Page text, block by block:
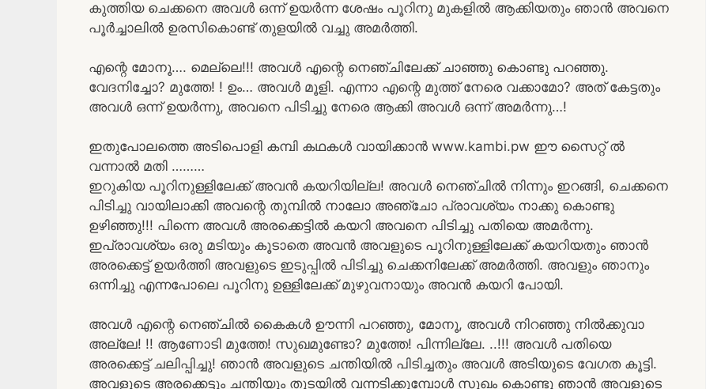
കുത്തിയ ചെക്കനെ അവൾ ഒന്ന് ഉയർന്ന ശേഷം പൂറിനു മുകളിൽ ആക്കിയതും ഞാൻ അവനെ
പൂർച്ചാലിൽ ഉരസികൊണ്ട് തുളയിൽ വച്ചു അമർത്തി.
എന്റെ മോനൂ…. മെല്ലെ!!! അവൾ എന്റെ നെഞ്ചിലേക്ക് ചാഞ്ഞു കൊണ്ടു പറഞ്ഞു.
വേദനിച്ചോ? മുത്തേ! ! ഉം… അവൾ മൂളി. എന്നാ എന്റെ മുത്ത്‌ നേരെ വക്കാമോ? അത് കേട്ടതും
അവൾ ഒന്ന് ഉയർന്നു, അവനെ പിടിച്ചു നേരെ ആക്കി അവൾ ഒന്ന് അമർന്നു…!
ഇതുപോലത്തെ അടിപൊളി കമ്പി കഥകൾ വായിക്കാൻ www.kambi.pw ഈ സൈറ്റ് ൽ
വന്നാൽ മതി ………
ഇറുകിയ പൂറിനുള്ളിലേക്ക് അവൻ കയറിയില്ല! അവൾ നെഞ്ചിൽ നിന്നും ഇറങ്ങി, ചെക്കനെ
പിടിച്ചു വായിലാക്കി അവന്റെ തുമ്പിൽ നാലോ അഞ്ചോ പ്രാവശ്യം നാക്കു കൊണ്ടു
ഉഴിഞ്ഞു!!! പിന്നെ അവൾ അരക്കെട്ടിൽ കയറി അവനെ പിടിച്ചു പതിയെ അമർന്നു.
ഇപ്രാവശ്യം ഒരു മടിയും കൂടാതെ അവൻ അവളുടെ പൂറിനുള്ളിലേക്ക് കയറിയതും ഞാൻ
അരക്കെട്ട് ഉയർത്തി അവളുടെ ഇടുപ്പിൽ പിടിച്ചു ചെക്കനിലേക്ക് അമർത്തി. അവളും ഞാനും
ഒന്നിച്ചു എന്നപോലെ പൂറിനു ഉള്ളിലേക്ക് മുഴുവനായും അവൻ കയറി പോയി.
അവൾ എന്റെ നെഞ്ചിൽ കൈകൾ ഊന്നി പറഞ്ഞു, മോനൂ, അവൾ നിറഞ്ഞു നിൽക്കുവാ
അല്ലേ! !! ആണോടി മുത്തേ! സുഖമുണ്ടോ? മുത്തേ! പിന്നില്ലേ. ..!!! അവൾ പതിയെ
അരക്കെട്ട് ചലിപ്പിച്ചു! ഞാൻ അവളുടെ ചന്തിയിൽ പിടിച്ചതും അവൾ അടിയുടെ വേഗത കൂട്ടി.
അവളുടെ അരക്കെട്ടും ചന്തിയും തുടയിൽ വന്നടിക്കുമ്പോൾ സുഖം കൊണ്ടു ഞാൻ അവളുടെ